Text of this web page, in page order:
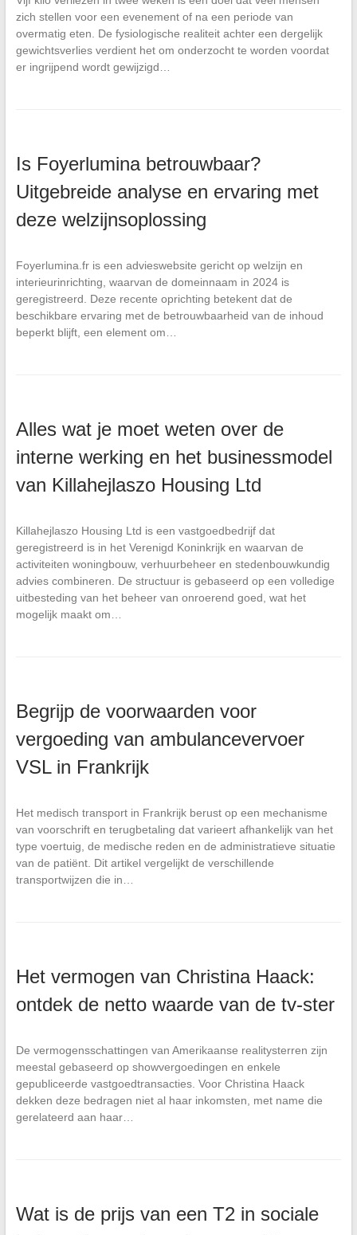
zich stellen voor een evenement of na een periode van
overmatig eten. De fysiologische realiteit achter een dergelijk
gewichtsverlies verdient het om onderzocht te worden voordat
er ingrijpend wordt gewijzigd…
Is Foyerlumina betrouwbaar?
Uitgebreide analyse en ervaring met
deze welzijnsoplossing
Foyerlumina.fr is een advieswebsite gericht op welzijn en
interieurinrichting, waarvan de domeinnaam in 2024 is
geregistreerd. Deze recente oprichting betekent dat de
beschikbare ervaring met de betrouwbaarheid van de inhoud
beperkt blijft, een element om…
Alles wat je moet weten over de
interne werking en het businessmodel
van Killahejlaszo Housing Ltd
Killahejlaszo Housing Ltd is een vastgoedbedrijf dat
geregistreerd is in het Verenigd Koninkrijk en waarvan de
activiteiten woningbouw, verhuurbeheer en stedenbouwkundig
advies combineren. De structuur is gebaseerd op een volledige
uitbesteding van het beheer van onroerend goed, wat het
mogelijk maakt om…
Begrijp de voorwaarden voor
vergoeding van ambulancevervoer
VSL in Frankrijk
Het medisch transport in Frankrijk berust op een mechanisme
van voorschrift en terugbetaling dat varieert afhankelijk van het
type voertuig, de medische reden en de administratieve situatie
van de patiënt. Dit artikel vergelijkt de verschillende
transportwijzen die in…
Het vermogen van Christina Haack:
ontdek de netto waarde van de tv-ster
De vermogensschattingen van Amerikaanse realitysterren zijn
meestal gebaseerd op showvergoedingen en enkele
gepubliceerde vastgoedtransacties. Voor Christina Haack
dekken deze bedragen niet al haar inkomsten, met name die
gerelateerd aan haar…
Wat is de prijs van een T2 in sociale